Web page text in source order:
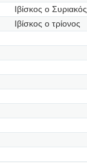
Ιβίσκος ο Συριακός
Ιβίσκος ο τρίονος